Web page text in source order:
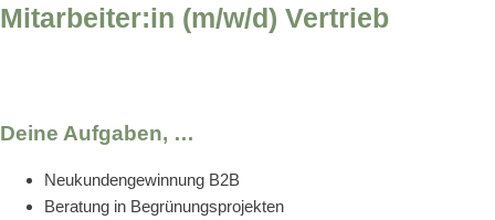
Mitarbeiter:in (m/w/d) Vertrieb
Deine Aufgaben, …
Neukundengewinnung B2B
Beratung in Begrünungsprojekten